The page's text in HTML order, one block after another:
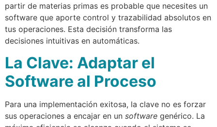
partir de materias primas es probable que necesites un
software que aporte control y trazabilidad absolutos en
tus operaciones. Esta decisión transforma las
decisiones intuitivas en automáticas.
La Clave: Adaptar el
Software al Proceso
Para una implementación exitosa, la clave no es forzar
sus operaciones a encajar en un software genérico. La